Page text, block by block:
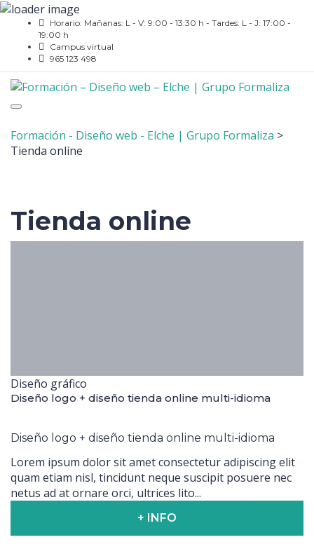
Horario: Mañanas: L - V: 9:00 - 13:30 h - Tardes: L - J: 17:00 -
19:00 h
Campus virtual
965 123 498
Toggle
navigation
Formación - Diseño web - Elche | Grupo Formaliza >
Tienda online
Tienda online
Diseño gráfico
Diseño logo + diseño tienda online multi-idioma
Diseño logo + diseño tienda online multi-idioma
Lorem ipsum dolor sit amet consectetur adipiscing elit
quam etiam nisl, tincidunt neque suscipit posuere nec
netus ad at ornare orci, ultrices lito...
+ INFO